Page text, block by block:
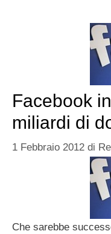
Facebook
miliardi di
1 Febbraio 2012 di
Che sarebbe